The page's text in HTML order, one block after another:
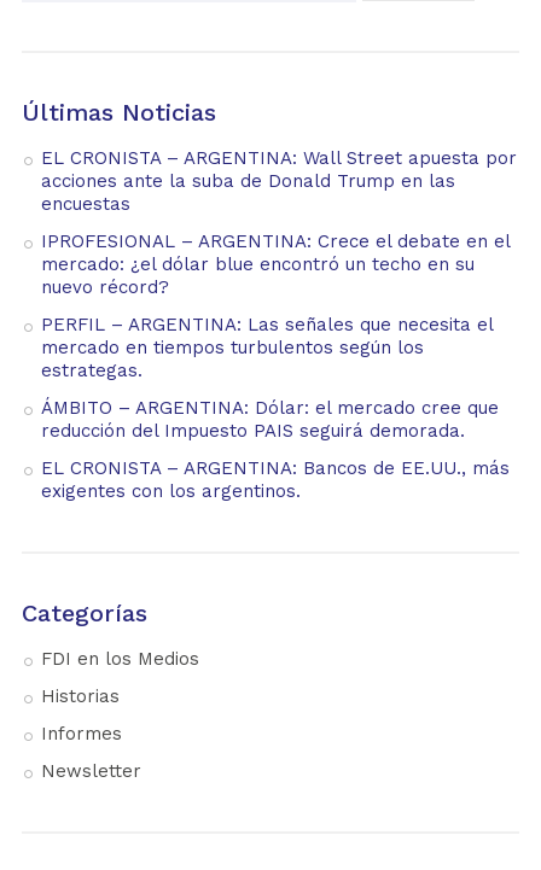
Últimas Noticias
EL CRONISTA – ARGENTINA: Wall Street apuesta por
acciones ante la suba de Donald Trump en las
encuestas
IPROFESIONAL – ARGENTINA: Crece el debate en el
mercado: ¿el dólar blue encontró un techo en su
nuevo récord?
PERFIL – ARGENTINA: Las señales que necesita el
mercado en tiempos turbulentos según los
estrategas.
ÁMBITO – ARGENTINA: Dólar: el mercado cree que
reducción del Impuesto PAIS seguirá demorada.
EL CRONISTA – ARGENTINA: Bancos de EE.UU., más
exigentes con los argentinos.
Categorías
FDI en los Medios
Historias
Informes
Newsletter